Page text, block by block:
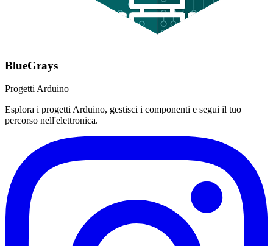
BlueGrays
Progetti Arduino
Esplora i progetti Arduino, gestisci i componenti e segui il tuo
percorso nell'elettronica.